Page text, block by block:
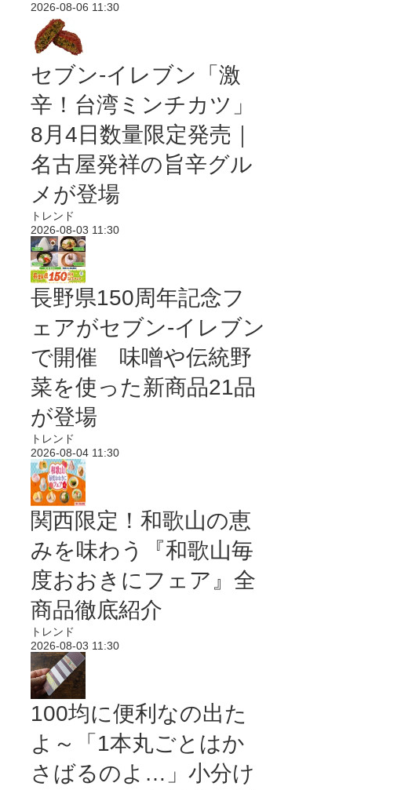
2026-08-06 11:30
セブン-イレブン「激
辛！台湾ミンチカツ」
8月4日数量限定発売｜
名古屋発祥の旨辛グル
メが登場
トレンド
2026-08-03 11:30
長野県150周年記念フ
ェアがセブン-イレブン
で開催 味噌や伝統野
菜を使った新商品21品
が登場
トレンド
2026-08-04 11:30
関西限定！和歌山の恵
みを味わう『和歌山毎
度おおきにフェア』全
商品徹底紹介
トレンド
2026-08-03 11:30
100均に便利なの出た
よ～「1本丸ごとはか
さばるのよ…」小分け